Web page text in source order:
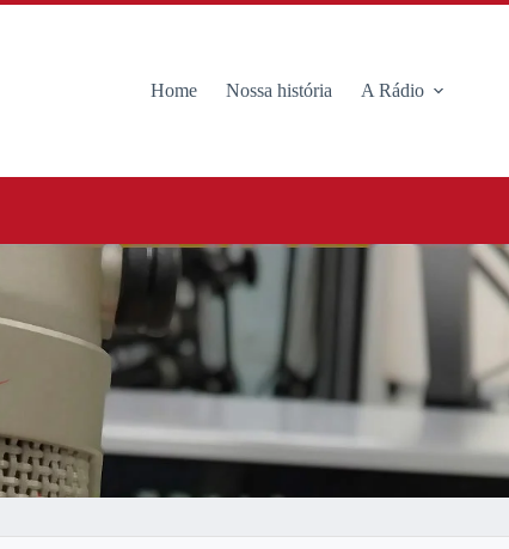
Home Nossa história A Rádio